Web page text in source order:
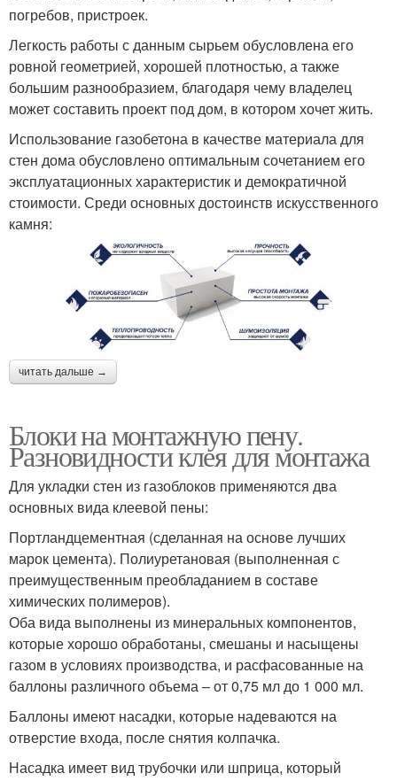
погребов, пристроек.
Легкость работы с данным сырьем обусловлена его
ровной геометрией, хорошей плотностью, а также
большим разнообразием, благодаря чему владелец
может составить проект под дом, в котором хочет жить.
Использование газобетона в качестве материала для
стен дома обусловлено оптимальным сочетанием его
эксплуатационных характеристик и демократичной
стоимости. Среди основных достоинств искусственного
камня:
читать дальше →
Блоки на монтажную пену.
Разновидности клея для монтажа
Для укладки стен из газоблоков применяются два
основных вида клеевой пены:
Портландцементная (сделанная на основе лучших
марок цемента). Полиуретановая (выполненная с
преимущественным преобладанием в составе
химических полимеров).
Оба вида выполнены из минеральных компонентов,
которые хорошо обработаны, смешаны и насыщены
газом в условиях производства, и расфасованные на
баллоны различного объема – от 0,75 мл до 1 000 мл.
Баллоны имеют насадки, которые надеваются на
отверстие входа, после снятия колпачка.
Насадка имеет вид трубочки или шприца, который